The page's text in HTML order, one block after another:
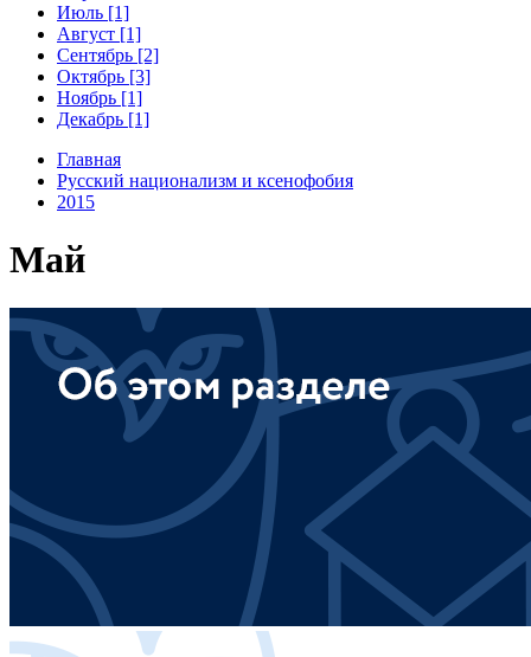
Июль [1]
Август [1]
Сентябрь [2]
Октябрь [3]
Ноябрь [1]
Декабрь [1]
Главная
Русский национализм и ксенофобия
2015
Май